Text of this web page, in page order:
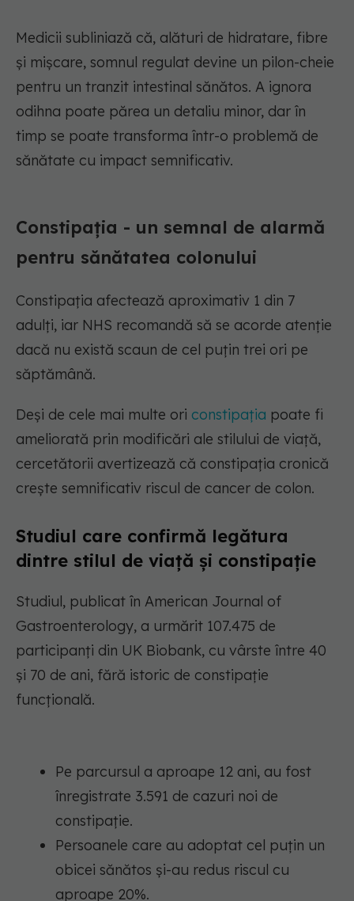
Medicii subliniază că, alături de hidratare, fibre
și mișcare, somnul regulat devine un pilon-cheie
pentru un tranzit intestinal sănătos. A ignora
odihna poate părea un detaliu minor, dar în
timp se poate transforma într-o problemă de
sănătate cu impact semnificativ.
Constipația - un semnal de alarmă
pentru sănătatea colonului
Constipația afectează aproximativ 1 din 7
adulți, iar NHS recomandă să se acorde atenție
dacă nu există scaun de cel puțin trei ori pe
săptămână.
Deși de cele mai multe ori constipația poate fi
ameliorată prin modificări ale stilului de viață,
cercetătorii avertizează că constipația cronică
crește semnificativ riscul de cancer de colon.
Studiul care confirmă legătura
dintre stilul de viață și constipație
Studiul, publicat în American Journal of
Gastroenterology, a urmărit 107.475 de
participanți din UK Biobank, cu vârste între 40
și 70 de ani, fără istoric de constipație
funcțională.
Pe parcursul a aproape 12 ani, au fost
înregistrate 3.591 de cazuri noi de
constipație.
Persoanele care au adoptat cel puțin un
obicei sănătos și-au redus riscul cu
aproape 20%.